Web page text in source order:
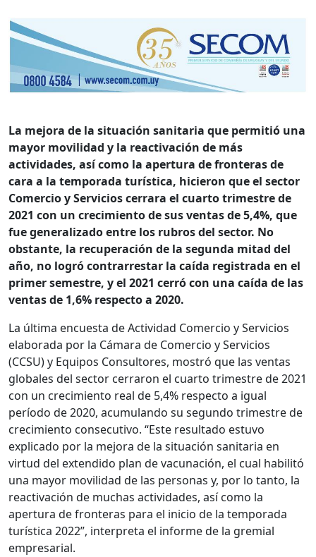
La mejora de la situación sanitaria que permitió una
mayor movilidad y la reactivación de más
actividades, así como la apertura de fronteras de
cara a la temporada turística, hicieron que el sector
Comercio y Servicios cerrara el cuarto trimestre de
2021 con un crecimiento de sus ventas de 5,4%, que
fue generalizado entre los rubros del sector. No
obstante, la recuperación de la segunda mitad del
año, no logró contrarrestar la caída registrada en el
primer semestre, y el 2021 cerró con una caída de las
ventas de 1,6% respecto a 2020.
La última encuesta de Actividad Comercio y Servicios
elaborada por la Cámara de Comercio y Servicios
(CCSU) y Equipos Consultores, mostró que las ventas
globales del sector cerraron el cuarto trimestre de 2021
con un crecimiento real de 5,4% respecto a igual
período de 2020, acumulando su segundo trimestre de
crecimiento consecutivo. “Este resultado estuvo
explicado por la mejora de la situación sanitaria en
virtud del extendido plan de vacunación, el cual habilitó
una mayor movilidad de las personas y, por lo tanto, la
reactivación de muchas actividades, así como la
apertura de fronteras para el inicio de la temporada
turística 2022”, interpreta el informe de la gremial
empresarial.